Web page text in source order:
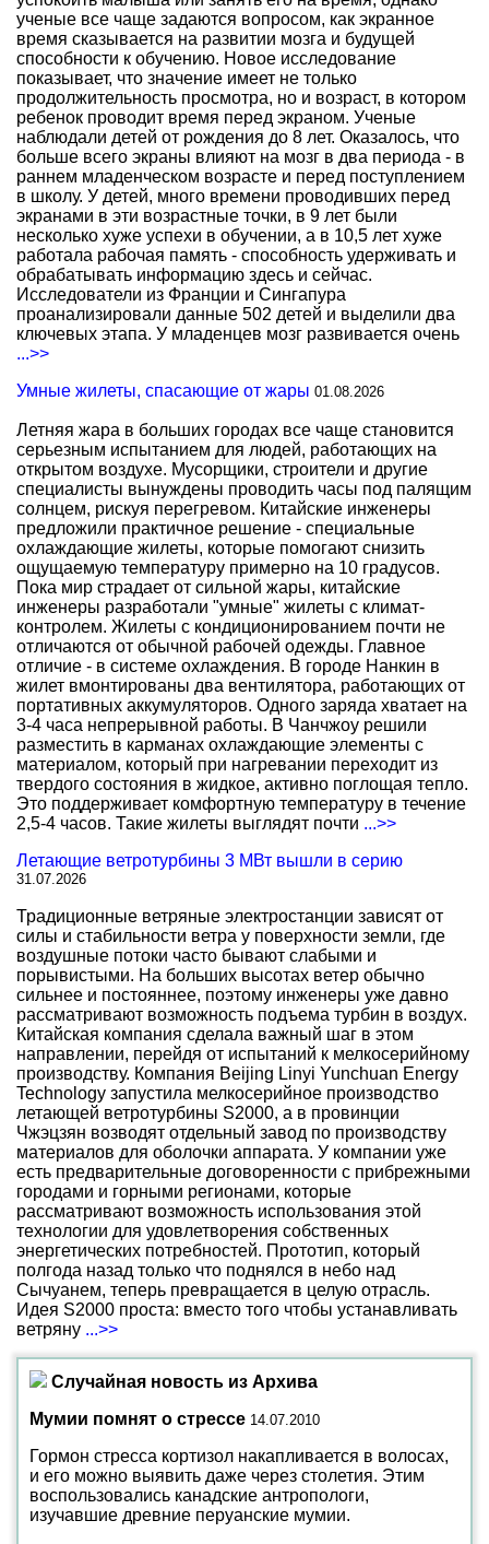
ученые все чаще задаются вопросом, как экранное
время сказывается на развитии мозга и будущей
способности к обучению. Новое исследование
показывает, что значение имеет не только
продолжительность просмотра, но и возраст, в котором
ребенок проводит время перед экраном. Ученые
наблюдали детей от рождения до 8 лет. Оказалось, что
больше всего экраны влияют на мозг в два периода - в
раннем младенческом возрасте и перед поступлением
в школу. У детей, много времени проводивших перед
экранами в эти возрастные точки, в 9 лет были
несколько хуже успехи в обучении, а в 10,5 лет хуже
работала рабочая память - способность удерживать и
обрабатывать информацию здесь и сейчас.
Исследователи из Франции и Сингапура
проанализировали данные 502 детей и выделили два
ключевых этапа. У младенцев мозг развивается очень
...>>
Умные жилеты, спасающие от жары 01.08.2026
Летняя жара в больших городах все чаще становится
серьезным испытанием для людей, работающих на
открытом воздухе. Мусорщики, строители и другие
специалисты вынуждены проводить часы под палящим
солнцем, рискуя перегревом. Китайские инженеры
предложили практичное решение - специальные
охлаждающие жилеты, которые помогают снизить
ощущаемую температуру примерно на 10 градусов.
Пока мир страдает от сильной жары, китайские
инженеры разработали "умные" жилеты с климат-
контролем. Жилеты с кондиционированием почти не
отличаются от обычной рабочей одежды. Главное
отличие - в системе охлаждения. В городе Нанкин в
жилет вмонтированы два вентилятора, работающих от
портативных аккумуляторов. Одного заряда хватает на
3-4 часа непрерывной работы. В Чанчжоу решили
разместить в карманах охлаждающие элементы с
материалом, который при нагревании переходит из
твердого состояния в жидкое, активно поглощая тепло.
Это поддерживает комфортную температуру в течение
2,5-4 часов. Такие жилеты выглядят почти ...>>
Летающие ветротурбины 3 МВт вышли в серию
31.07.2026
Традиционные ветряные электростанции зависят от
силы и стабильности ветра у поверхности земли, где
воздушные потоки часто бывают слабыми и
порывистыми. На больших высотах ветер обычно
сильнее и постояннее, поэтому инженеры уже давно
рассматривают возможность подъема турбин в воздух.
Китайская компания сделала важный шаг в этом
направлении, перейдя от испытаний к мелкосерийному
производству. Компания Beijing Linyi Yunchuan Energy
Technology запустила мелкосерийное производство
летающей ветротурбины S2000, а в провинции
Чжэцзян возводят отдельный завод по производству
материалов для оболочки аппарата. У компании уже
есть предварительные договоренности с прибрежными
городами и горными регионами, которые
рассматривают возможность использования этой
технологии для удовлетворения собственных
энергетических потребностей. Прототип, который
полгода назад только что поднялся в небо над
Сычуанем, теперь превращается в целую отрасль.
Идея S2000 проста: вместо того чтобы устанавливать
ветряну ...>>
Случайная новость из Архива
Мумии помнят о стрессе 14.07.2010
Гормон стресса кортизол накапливается в волосах,
и его можно выявить даже через столетия. Этим
воспользовались канадские антропологи,
изучавшие древние перуанские мумии.